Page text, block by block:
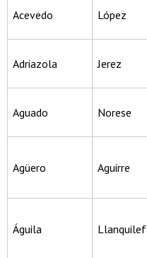
Acevedo López
Adriazola Jerez
Aguado Norese
Agüero Aguirre
Águila Llanquilef